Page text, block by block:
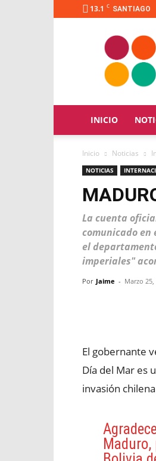
13.1 C SANTIAGO
INICIO
Inicio Noticias
NOTICIAS
La cuenta
comunicado en
el
imperiales"
Por Jaime - Marzo 25,
El gobernante
Día del Mar es
invasión